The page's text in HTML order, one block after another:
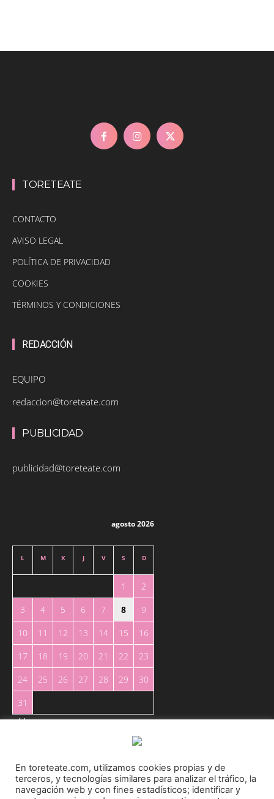
TORETEATE
CONTACTO
AVISO LEGAL
POLÍTICA DE PRIVACIDAD
COOKIES
TÉRMINOS Y CONDICIONES
REDACCIÓN
EQUIPO
redaccion@toreteate.com
PUBLICIDAD
publicidad@toreteate.com
agosto 2026
L M X J V S D
1
2
3
4 5 6 7 8
9
10
11 12 13 14 15
16
17
18 19 20 21 22
23
24
25 26 27 28 29
30
31
« May
En toreteate.com, utilizamos cookies propias y de
terceros, y tecnologías similares para analizar el tráfico, la
navegación web y con fines estadísticos; identificar y